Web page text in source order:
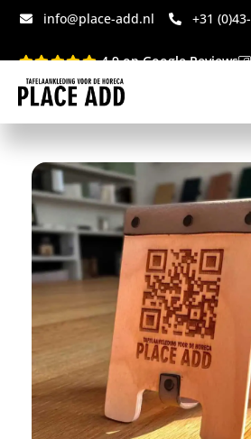
info@place-add.nl +31
4.9 op Google Reviews
Menukaarten
Disposables bedrukt
Disposables webshop
Voor op tafel webshop